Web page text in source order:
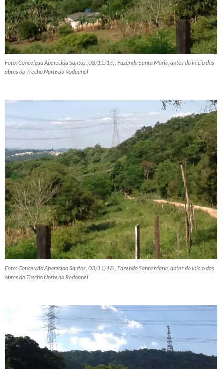
Foto: Conceição Aparecida Santos, 03/11/13!, Fazenda Santa Maria, antes do início das
obras do Trecho Norte do Rodoanel
Foto: Conceição Aparecida Santos, 03/11/13!, Fazenda Santa Maria, antes do início das
obras do Trecho Norte do Rodoanel